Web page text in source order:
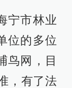
宁市林业
位的多位
鸟网，目
，有了法